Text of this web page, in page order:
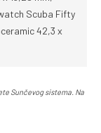
Scuba Fifty
42,3 x
Sunčevog sistema. Na